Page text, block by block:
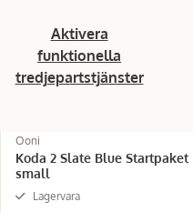
Aktivera
funktionella
tredjepartstjänster
Ooni
Koda 2 Slate Blue Startpaket
small
Lagervara